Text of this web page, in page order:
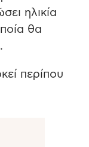
ηλικία
θα
περίπου